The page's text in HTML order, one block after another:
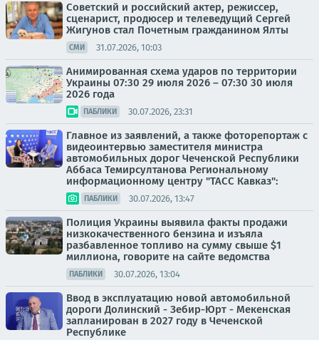
Советский и российский актер, режиссер,
сценарист, продюсер и телеведущий Сергей
Жигунов стал Почетным гражданином Ялты
СМИ 31.07.2026, 10:03
Анимированная схема ударов по территории
Украины 07:30 29 июля 2026 – 07:30 30 июля
2026 года
ПАБЛИКИ 30.07.2026, 23:31
Главное из заявлений, а также фоторепортаж с
видеоинтервью заместителя министра
автомобильных дорог Чеченской Республики
Аббаса Темирсултанова Региональному
информационному центру "ТАСС Кавказ":
ПАБЛИКИ 30.07.2026, 13:47
Полиция Украины выявила факты продажи
низкокачественного бензина и изъяла
разбавленное топливо на сумму свыше $1
миллиона, говорите на сайте ведомства
ПАБЛИКИ 30.07.2026, 13:04
Ввод в эксплуатацию новой автомобильной
дороги Долинский - Зебир-Юрт - Мекенская
запланирован в 2027 году в Чеченской
Республике